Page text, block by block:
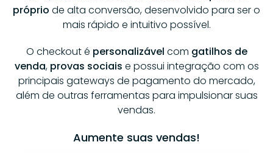
próprio de alta conversão, desenvolvido para ser o
mais rápido e intuitivo possível.
O checkout é personalizável com gatilhos de
venda, provas sociais e possui integração com os
principais gateways de pagamento do mercado,
além de outras ferramentas para impulsionar suas
vendas.
Aumente suas vendas!